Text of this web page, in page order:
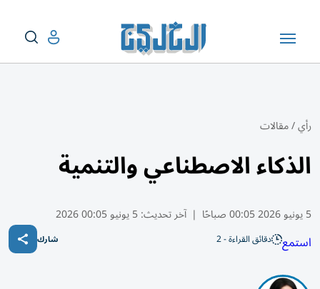
رأي/مقالات
الذكاء الاصطناعي والتنمية
5 يونيو 2026 00:05 صباحًا | آخر تحديث:5 يونيو 00:05 2026
استمع دقائق القراءة - 2 شارك